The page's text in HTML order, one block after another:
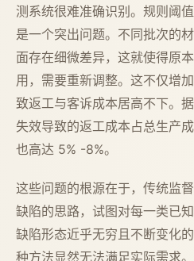
测系统很难准确识别。规则阈
是一个突出问题。不同批次的
面存在细微差异，这就使得原
用，需要重新调整。这不仅增
致返工与客诉成本居高不下。
失效导致的返工成本占总生产
也高达 5% -8%。
这些问题的根源在于，传统监
缺陷的思路，试图对每一类已
缺陷形态近乎无穷且不断变化
种方法显然无法满足实际需求